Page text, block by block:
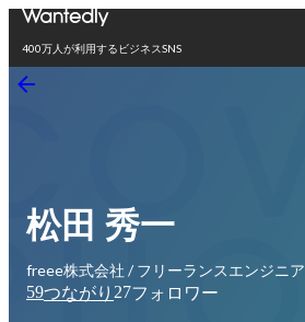
400万人が利用するビジネスSNS
松田 秀一
freee株式会社 / フリーランスエンジニア
59つながり 27フォロワー